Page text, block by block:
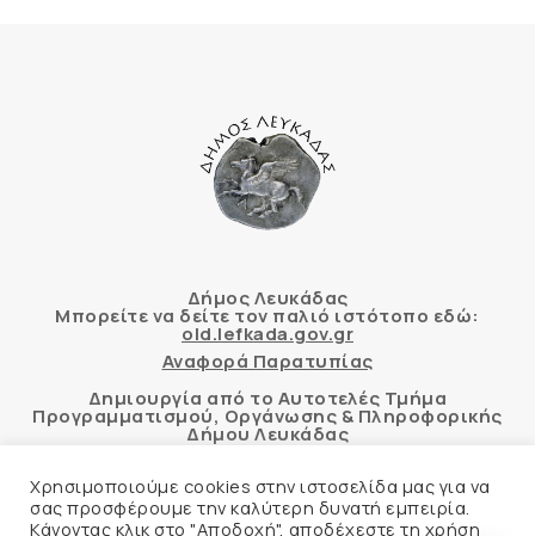
Δήμος Λευκάδας
Μπορείτε να δείτε τον παλιό ιστότοπο εδώ:
old.lefkada.gov.gr
Αναφορά Παρατυπίας
Δημιουργία από το Αυτοτελές Τμήμα
Προγραμματισμού, Οργάνωσης & Πληροφορικής
Δήμου Λευκάδας
Χρησιμοποιούμε cookies στην ιστοσελίδα μας για να
σας προσφέρουμε την καλύτερη δυνατή εμπειρία.
Κάνοντας κλικ στο "Αποδοχή", αποδέχεστε τη χρήση